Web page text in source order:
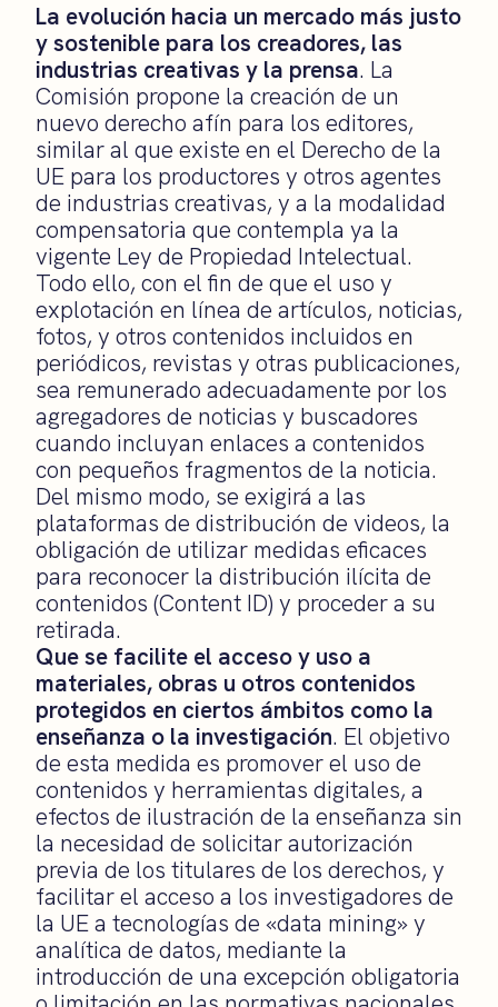
La evolución hacia un mercado más justo
y sostenible para los creadores, las
industrias creativas y la prensa. La
Comisión propone la creación de un
nuevo derecho afín para los editores,
similar al que existe en el Derecho de la
UE para los productores y otros agentes
de industrias creativas, y a la modalidad
compensatoria que contempla ya la
vigente Ley de Propiedad Intelectual.
Todo ello, con el fin de que el uso y
explotación en línea de artículos, noticias,
fotos, y otros contenidos incluidos en
periódicos, revistas y otras publicaciones,
sea remunerado adecuadamente por los
agregadores de noticias y buscadores
cuando incluyan enlaces a contenidos
con pequeños fragmentos de la noticia.
Del mismo modo, se exigirá a las
plataformas de distribución de videos, la
obligación de utilizar medidas eficaces
para reconocer la distribución ilícita de
contenidos (Content ID) y proceder a su
retirada.
Quese facilite el acceso y uso a
materiales, obras u otros contenidos
protegidos en ciertos ámbitos como la
enseñanza o la investigación. El objetivo
de esta medida es promover el uso de
contenidos y herramientas digitales, a
efectos de ilustración de la enseñanza sin
la necesidad de solicitar autorización
previa de los titulares de los derechos, y
facilitar el acceso a los investigadores de
la UE a tecnologías de «data mining» y
analítica de datos, mediante la
introducción de una excepción obligatoria